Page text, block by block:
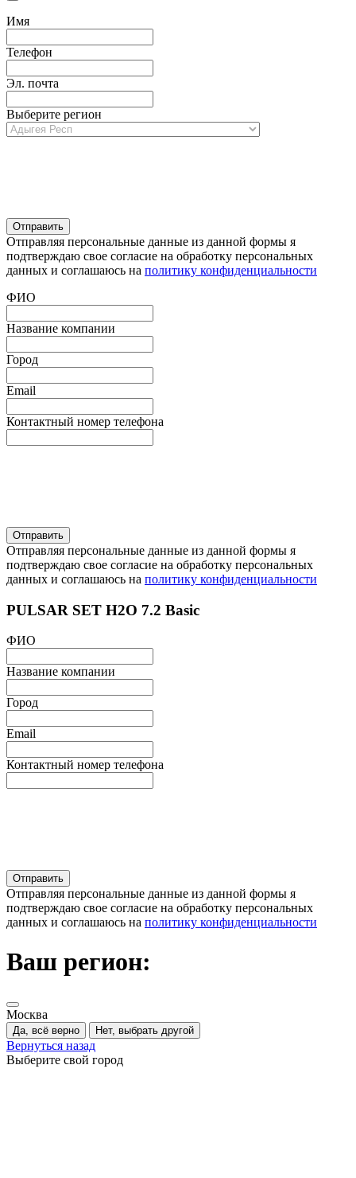
Имя
Телефон
Эл. почта
Выберите регион
Отправляя персональные данные из данной формы я
подтверждаю свое согласие на обработку персональных
данных и соглашаюсь на политику конфиденциальности
ФИО
Название компании
Город
Email
Контактный номер телефона
Отправляя персональные данные из данной формы я
подтверждаю свое согласие на обработку персональных
данных и соглашаюсь на политику конфиденциальности
PULSAR SET H2O 7.2 Basic
ФИО
Название компании
Город
Email
Контактный номер телефона
Отправляя персональные данные из данной формы я
подтверждаю свое согласие на обработку персональных
данных и соглашаюсь на политику конфиденциальности
Ваш регион:
Москва
Да, всё верно Нет, выбрать другой
Вернуться назад
Выберите свой город